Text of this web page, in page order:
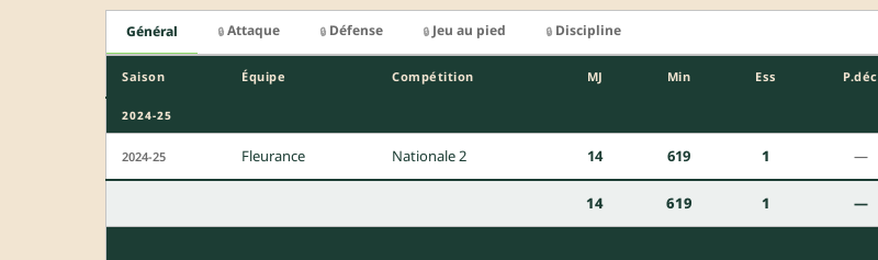
Général 🔒 Attaque 🔒 Défense 🔒 Jeu au pied 🔒 Discipline
Saison Équipe Compétition MJ Min Ess P.déc
2024-25
2024-25 Fleurance Nationale 2 14 619 1 —
14 619 1 —